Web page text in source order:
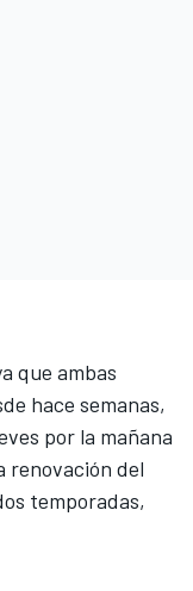
que ambas
hace semanas,
por la mañana
renovación del
temporadas,